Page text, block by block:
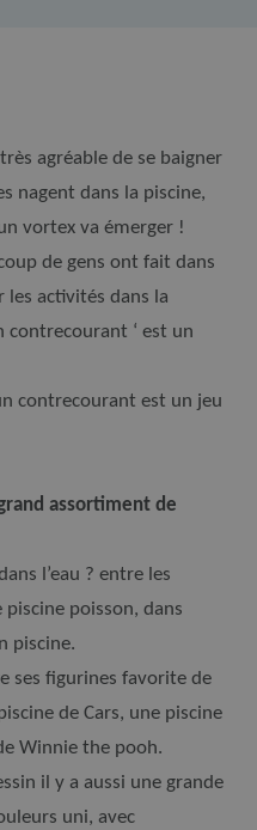
agréable de se baigner
nagent dans la piscine,
vortex va émerger !
de gens ont fait dans
les activités dans la
contrecourant ‘ est un
contrecourant est un jeu
assortiment de
l’eau ? entre les
poisson, dans
piscine.
ses figurines favorite de
de Cars, une piscine
Winnie the pooh.
il y a aussi une grande
uni, avec